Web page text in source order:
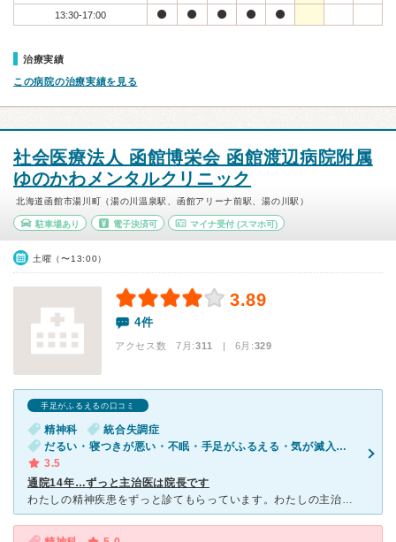
13:30-17:00
治療実績
この病院の治療実績を見る
社会医療法人 函館博栄会 函館渡辺病院附属
ゆのかわメンタルクリニック
北海道函館市湯川町（湯の川温泉駅、函館アリーナ前駅、湯の川駅）
駐車場あり 電子決済可 マイナ受付 (スマホ可)
土曜（〜13:00）
3.89
4件
アクセス数 7月:311 | 6月:329
手足がふるえるの口コミ
精神科
統合失調症
だるい・寝つきが悪い・不眠・手足がふるえる・気が滅入る・不安・幻想・妄想・気分が異常に高揚している
3.5
通院14年…ずっと主治医は院長です
わたしの精神疾患をずっと診てもらっています。わたしの主治医の院長先生は ちょっと話しにくい感じはありましたが… 色々と親身に聞いてくれます。 ゆのかわメンタルクリニックの感心するところは、トイ